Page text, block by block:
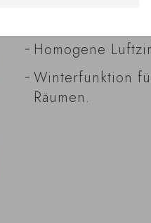
Schutz vor
Homogene
Winterfunktion
Räumen.